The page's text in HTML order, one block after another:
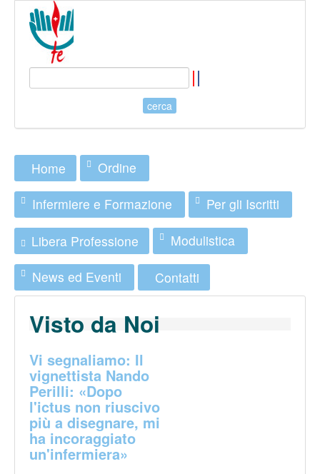
Home Ordine
Infermiere e Formazione Per gli Iscritti
Libera Professione Modulistica
News ed Eventi Contatti
Visto da Noi
Vi segnaliamo: Il
vignettista Nando
Perilli: «Dopo
l'ictus non riuscivo
più a disegnare, mi
ha incoraggiato
un'infermiera»